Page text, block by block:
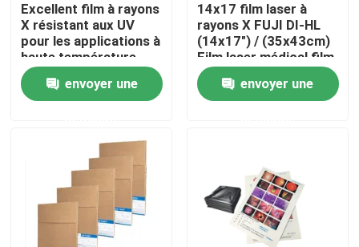
Contact
nouvelles
X médical Ray Film
Jet d'encre X Ray Film
Excellent film à rayons
X résistant aux UV
pour les applications à
haute température
envoyer une
14x17 film laser à
rayons X FUJI DI-HL
(14x17") / (35x43cm)
Film laser médical film
fuji à sec
envoyer une